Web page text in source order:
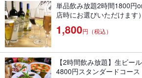
単品飲み放題2時間1800円
店時にお選びいただけます）
1,800円（税込）
【2時間飲み放題】生ビ
4800円スタンダードコー